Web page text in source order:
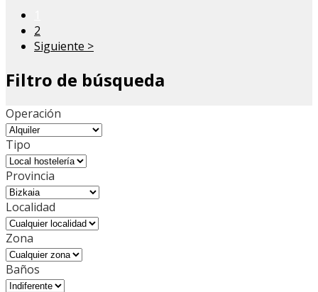
2
Siguiente >
Filtro de búsqueda
Operación
Tipo
Provincia
Localidad
Zona
Baños